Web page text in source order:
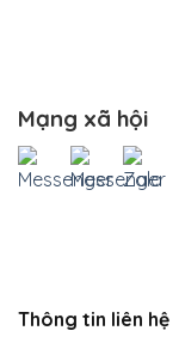
Mạng xã hội
Thông tin liên hệ